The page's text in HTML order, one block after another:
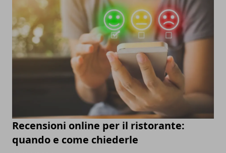
Recensioni online per il ristorante:
quando e come chiederle